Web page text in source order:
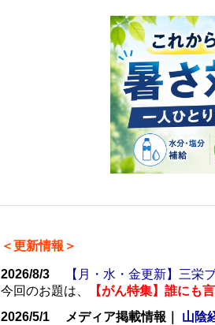
＜更新情報＞
2026/8/3 【月・水・金更新】三栄
今回のお題は、
【がん特集】誰にも
2026/5/1
メディア掲載情報｜ 山陰